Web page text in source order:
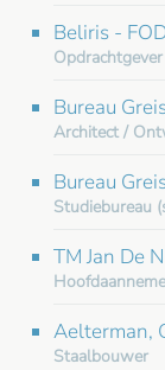
Beliris -
Opdrachtgever
Bureau
Architect /
Bureau
Studiebureau
TM Jan De
Aelterman,
Staalbouwer